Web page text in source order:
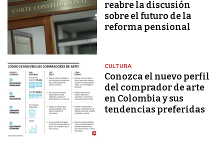
reabre la discusión
sobre el futuro de la
reforma pensional
CULTURA
Conozca el nuevo perfil
del comprador de arte
en Colombia y sus
tendencias preferidas